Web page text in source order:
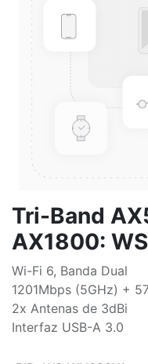
Tri-Band
AX1800:
Wi-Fi 6, Banda Dual
1201Mbps (5GHz) +
2x Antenas de 3dBi
Interfaz USB-A 3.0